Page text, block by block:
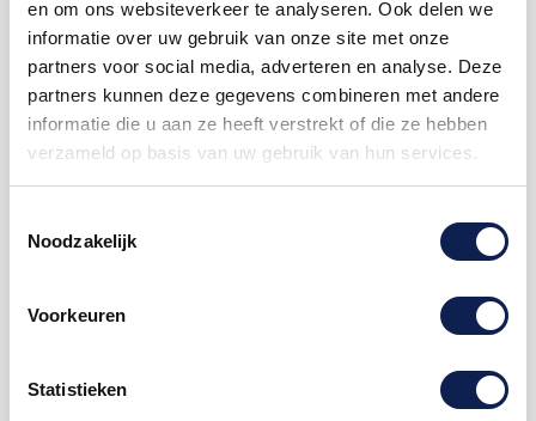
en om ons websiteverkeer te analyseren. Ook delen we
informatie over uw gebruik van onze site met onze
partners voor social media, adverteren en analyse. Deze
partners kunnen deze gegevens combineren met andere
informatie die u aan ze heeft verstrekt of die ze hebben
verzameld op basis van uw gebruik van hun services.
Noodzakelijk
Voorkeuren
Statistieken